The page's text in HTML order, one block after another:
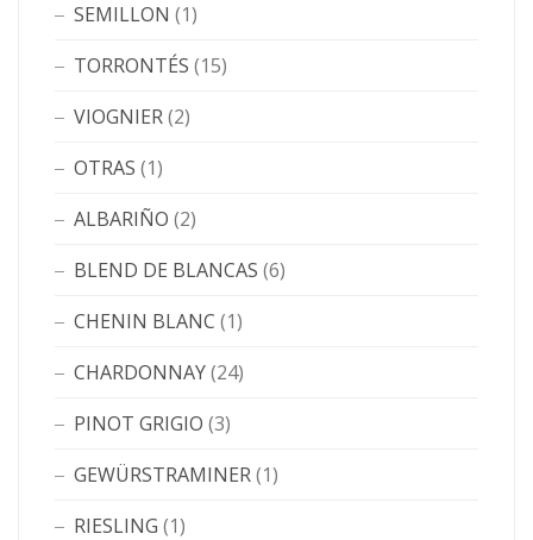
SEMILLON (1)
TORRONTÉS (15)
VIOGNIER(2)
OTRAS (1)
ALBARIÑO (2)
BLEND DE BLANCAS (6)
CHENIN BLANC (1)
CHARDONNAY(24)
PINOT GRIGIO (3)
GEWÜRSTRAMINER(1)
RIESLING (1)